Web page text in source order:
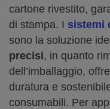
cartone rivestito,
di stampa. I sistemi
sono la soluzione
precisi, in quanto
dell’imballaggio,
duratura e
consumabili. Per